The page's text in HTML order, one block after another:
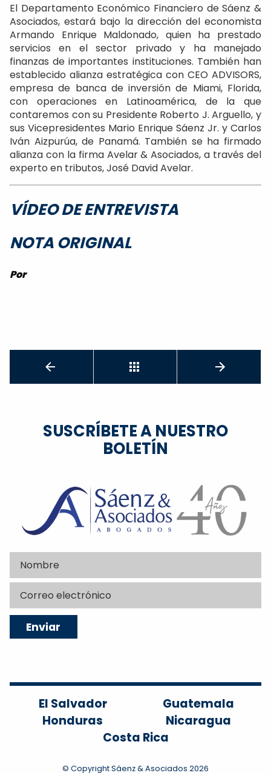
El Departamento Económico Financiero de Sáenz &
Asociados, estará bajo la dirección del economista
Armando Enrique Maldonado, quien ha prestado
servicios en el sector privado y ha manejado
finanzas de importantes instituciones. También han
establecido alianza estratégica con CEO ADVISORS,
empresa de banca de inversión de Miami, Florida,
con operaciones en Latinoamérica, de la que
contaremos con su Presidente Roberto J. Arguello, y
sus Vicepresidentes Mario Enrique Sáenz Jr. y Carlos
Iván Aizpurúa, de Panamá. También se ha firmado
alianza con la firma Avelar & Asociados, a través del
experto en tributos, José David Avelar.
VÍDEO DE ENTREVISTA
NOTA ORIGINAL
Por
SUSCRÍBETE A NUESTRO
BOLETÍN
El Salvador
Guatemala
Honduras
Nicaragua
Costa Rica
© Copyright Sáenz & Asociados 2026